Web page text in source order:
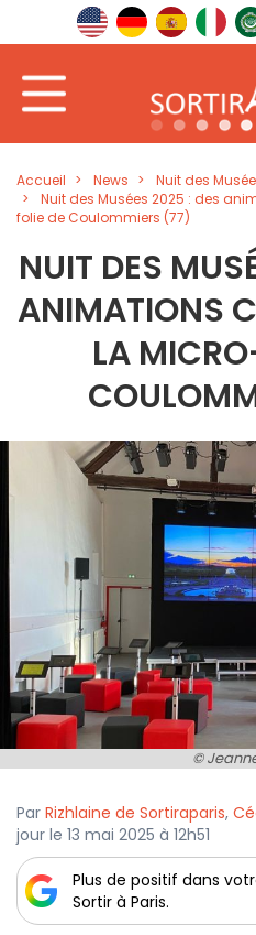
Accueil News
Nuit des
Nuit des Musées 2025 : des
folie de Coulommiers (77)
NUIT DES
ANIMATIONS
LA
©
Par Rizhlaine de Sortiraparis,
jour le 13 mai 2025 à 12h51
Plus de positif dans
Sortir à Paris.